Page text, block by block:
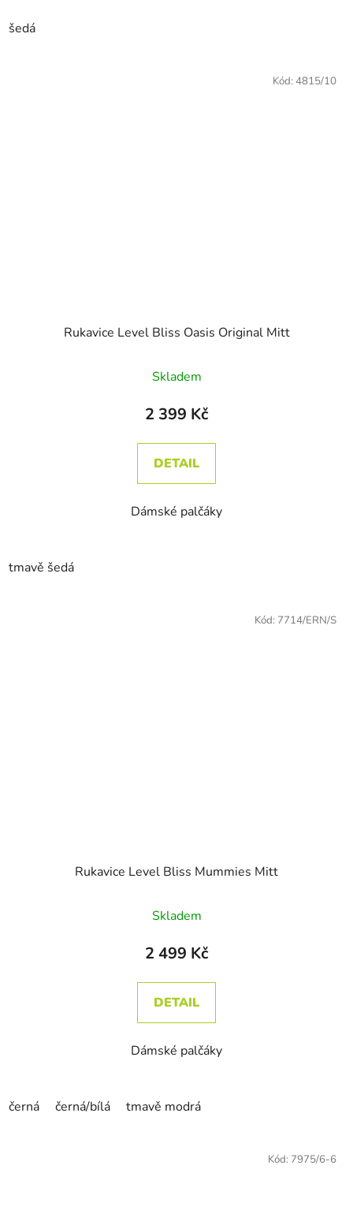
šedá
Rukavice Level Bliss Oasis Original Mitt
Skladem
2 399 Kč
DETAIL
Dámské palčáky
tmavě šedá
Kód: 4815/10
Rukavice Level Bliss Mummies Mitt
Skladem
2 499 Kč
DETAIL
Dámské palčáky
černá černá/bílá tmavě modrá
Kód: 7714/ERN/S
Kód: 7975/6-6